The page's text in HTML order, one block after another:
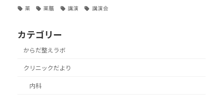
薬 薬膳 講演 講演会
カテゴリー
からだ整えラボ
クリニックだより
内科